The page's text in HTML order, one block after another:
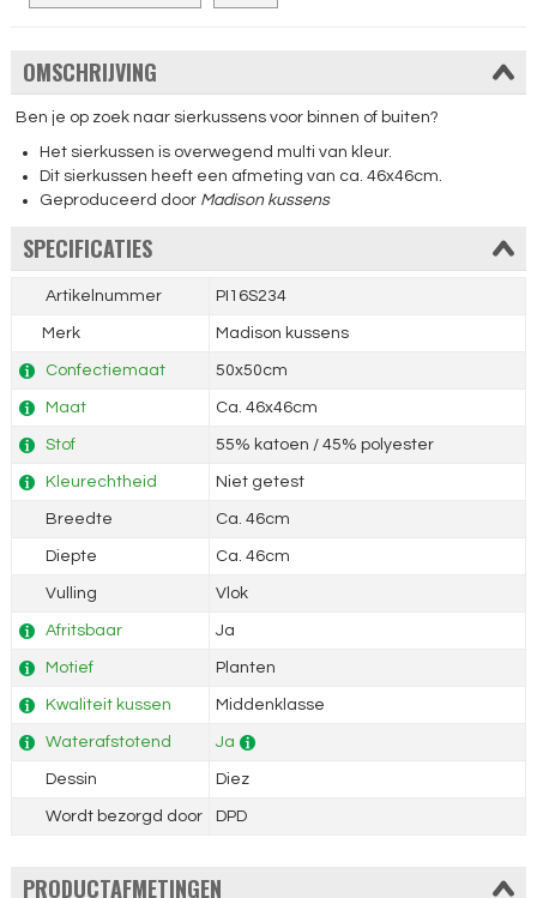
OMSCHRIJVING
Ben je op zoek naar sierkussens voor binnen of buiten?
Het sierkussen is overwegend multi van kleur.
Dit sierkussen heeft een afmeting van ca. 46x46cm.
Geproduceerd door Madison kussens
SPECIFICATIES
Artikelnummer PI16S234
Merk Madison kussens
Confectiemaat 50x50cm
Maat Ca. 46x46cm
Stof 55% katoen / 45% polyester
Kleurechtheid Niet getest
Breedte Ca. 46cm
Diepte Ca. 46cm
Vulling Vlok
Afritsbaar Ja
Motief Planten
Kwaliteit kussen Middenklasse
Waterafstotend Ja
Dessin Diez
Wordt bezorgd door DPD
PRODUCTAFMETINGEN